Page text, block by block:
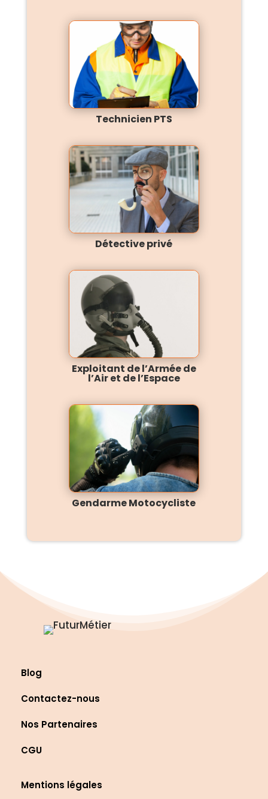
Technicien PTS
Détective privé
Exploitant de l’Armée de
l’Air et de l’Espace
Gendarme Motocycliste
Blog
Contactez-nous
Nos Partenaires
CGU
Mentions légales